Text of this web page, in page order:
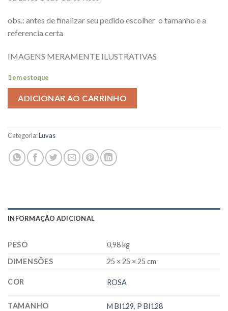
obs.: antes de finalizar seu pedido escolher o tamanho e a
referencia certa
IMAGENS MERAMENTE ILUSTRATIVAS
1 em estoque
ADICIONAR AO CARRINHO
Categoria:Luvas
INFORMAÇÃO ADICIONAL
PESO
0,98 kg
DIMENSÕES
25 × 25 × 25 cm
COR ROSA
TAMANHO M BI129, P BI128